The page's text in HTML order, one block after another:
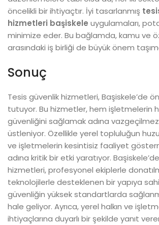
öncelikli bir ihtiyaçtır. İyi tasarlanmış
hizmetleri başiskele uygulamaları,
minimize eder. Bu bağlamda, kamu ve
arasındaki iş birliği de büyük önem
Sonuç
Tesis güvenlik hizmetleri, Başiskele’de
tutuyor. Bu hizmetler, hem işletmelerin
güvenliğini sağlamak adına
üstleniyor. Özellikle yerel topluluğun
ve işletmelerin kesintisiz faaliyet
adına kritik bir etki yaratıyor.
hizmetleri, profesyonel ekiplerle
teknolojilerle desteklenen bir yapıya
güvenliğin yüksek standartlarda
hale geliyor. Ayrıca, yerel halkın ve
ihtiyaçlarına duyarlı bir şekilde yanıt